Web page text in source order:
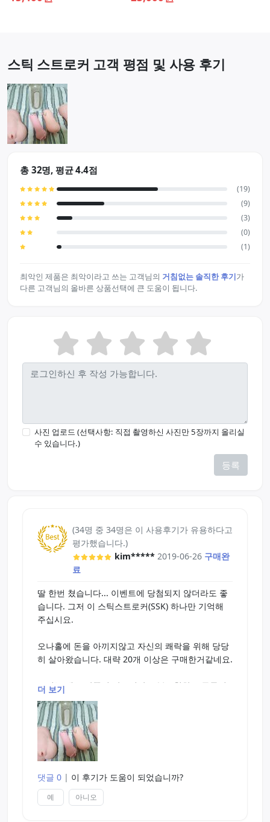
스틱 스트로커 고객 평점 및 사용 후기
총 32명, 평균 4.4점
(19)
(9)
(3)
(0)
(1)
최악인 제품은 최악이라고 쓰는 고객님의 거침없는 솔직한 후기가
다른 고객님의 올바른 상품선택에 큰 도움이 됩니다.
사진 업로드 (선택사항: 직접 촬영하신 사진만 5장까지 올리실
수 있습니다.)
등록
(34명 중 34명은 이 사용후기가 유용하다고
평가했습니다.)
kim***** 2019-06-26 구매완
료
딸 한번 쳤습니다... 이벤트에 당첨되지 않더라도 좋
습니다. 그저 이 스틱스트로커(SSK) 하나만 기억해
주십시요.
오나홀에 돈을 아끼지않고 자신의 쾌락을 위해 당당
히 살아왔습니다. 대략 20개 이상은 구매한거같네요.
보시는 대로 안쪽의 샥스핀같은 불규칙한 주름들이
손딸을 칠때의 지문의 느낌과 비슷하면서도 더 확실
하고 전기가 튀는듯한 느낌을 줍니다.
쭉쭉 늘어나는 소재와, 얇고 말랑한 상단부덕에 손의
압력으로 조절할수있어 좋았습니다.
간만에 처음 업계에 발을 들였을때 처럼 요도가 펌프
운동을 하며 터지는 듯한 느낌이였네요.
더 보기
댓글 0 | 이 후기가 도움이 되었습니까?
예 아니오